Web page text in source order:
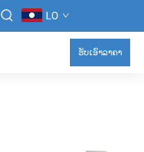
LO
ຮັບເອົາລາຄາ